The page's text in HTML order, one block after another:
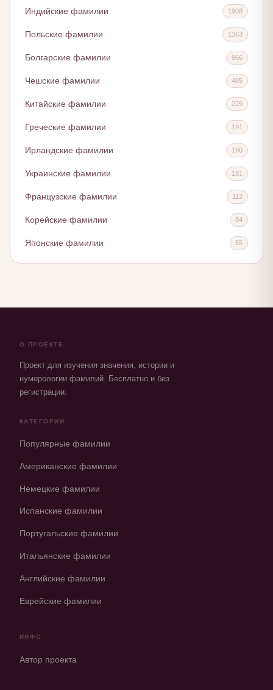
Индийские фамилии 1908
Польские фамилии 1363
Болгарские фамилии 966
Чешские фамилии 485
Китайские фамилии 229
Греческие фамилии 191
Ирландские фамилии 190
Украинские фамилии 181
Французские фамилии 112
Корейские фамилии 84
Японские фамилии 55
О ПРОЕКТЕ
Проект для изучения значения, истории и
нумерологии фамилий. Бесплатно и без
регистрации.
КАТЕГОРИИ
Популярные фамилии
Американские фамилии
Немецкие фамилии
Испанские фамилии
Португальские фамилии
Итальянские фамилии
Английские фамилии
Еврейские фамилии
ИНФО
Автор проекта